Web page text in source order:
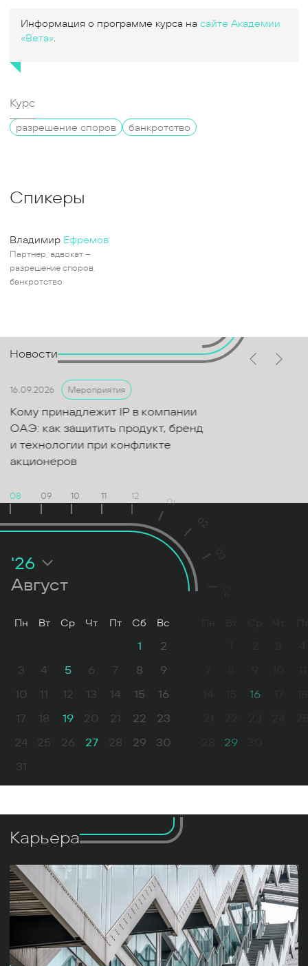
Информация о программе курса на сайте Академии
«Вета».
Курс
разрешение споров банкротство
Спикеры
Владимир Ефремов
Партнер, адвокат –
разрешение споров,
банкротство
Новости
16.09.2026 Мероприятия
Кому принадлежит IP в компании
ОАЭ: как защитить продукт, бренд
и технологии при конфликте
акционеров
08 09 10 11 12 01
02
Август
'26
Пн Вт Ср Чт Пт Сб Вс
1
2
3
4 5 6 7 8
9
10
11 12 13 14 15
16
17
18 19 20 21 22
23
24
25 26 27 28 29
30
31
16
29
Карьера